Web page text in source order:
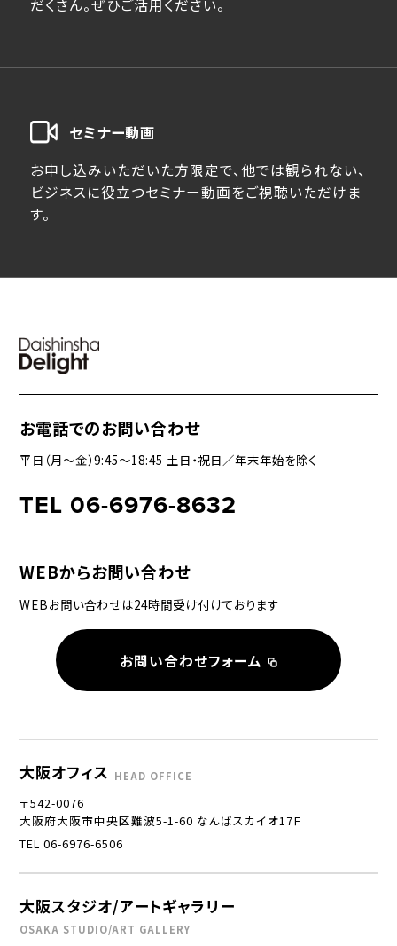
だくさん。ぜひご活用ください。
セミナー動画
お申し込みいただいた方限定で、他では観られない、
ビジネスに役立つセミナー動画をご視聴いただけま
す。
お電話でのお問い合わせ
平日（月〜金）9:45〜18:45 土日・祝日／年末年始を除く
TEL 06-6976-8632
WEBからお問い合わせ
WEBお問い合わせは24時間受け付けております
お問い合わせフォーム
大阪オフィス HEAD OFFICE
〒542-0076
大阪府大阪市中央区難波5-1-60 なんばスカイオ17Ｆ
TEL 06-6976-6506
大阪スタジオ/アートギャラリー
OSAKA STUDIO/ART GALLERY